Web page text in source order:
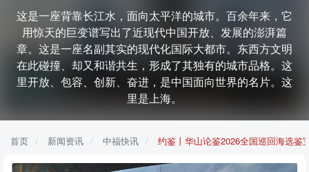
这是一座背靠长江水，面向太平洋的城市。百余年来，它
用惊天的巨变谱写出了近现代中国开放、发展的澎湃篇
章。这是一座名副其实的现代化国际大都市。东西方文明
在此碰撞、却又和谐共生，形成了其独有的城市品格。这
里开放、包容、创新、奋进，是中国面向世界的名片。这
里是上海。
首页 新闻资讯 中福快讯 约鉴丨华山论鉴2026全国巡回海选鉴